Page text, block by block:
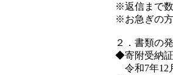
※返信まで数
※お急ぎの方
２．書類の
◆寄附受納証
令和7年12